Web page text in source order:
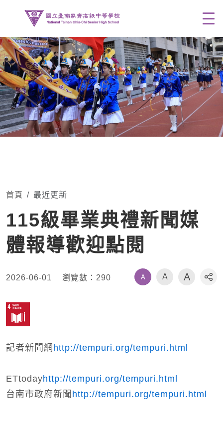
首頁 最近更新
115級畢業典禮新聞媒
體報導歡迎點閱
2026-06-01 瀏覽數： 290 A A A
社
記者新聞網 http://tempuri.org/tempuri.html
ETtodayhttp://tempuri.org/tempuri.html
台南市政府新聞 http://tempuri.org/tempuri.html